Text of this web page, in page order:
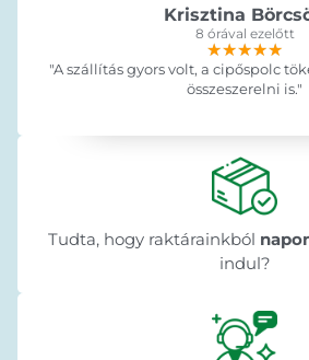
Krisztina
8 órával ezelőtt
★★★★★
★★★★★
★★★★★
"A szállítás gyors volt, a cipőspolc
összeszerelni is."
Tudta, hogy raktárainkból
indul?